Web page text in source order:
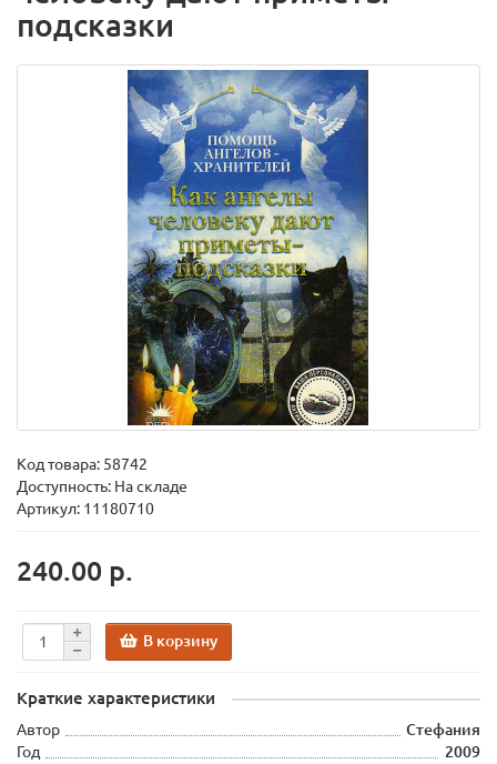
подсказки
Код товара: 58742
Доступность: На складе
Артикул: 11180710
240.00 р.
В корзину
Краткие характеристики
Автор
Стефания
Год
2009